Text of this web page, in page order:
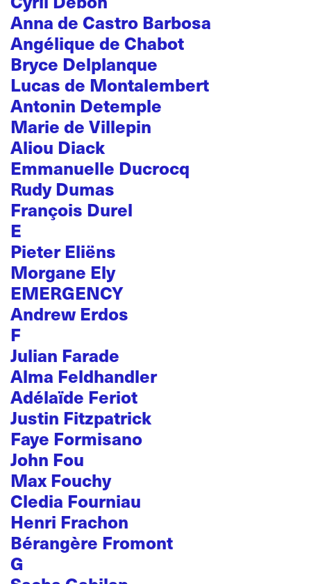
Anna de Castro Barbosa
Angélique de Chabot
Bryce Delplanque
Lucas de Montalembert
Antonin Detemple
Marie de Villepin
Aliou Diack
Emmanuelle Ducrocq
Rudy Dumas
François Durel
E
Pieter Eliëns
Morgane Ely
EMERGENCY
Andrew Erdos
F
Julian Farade
Alma Feldhandler
Adélaïde Feriot
Justin Fitzpatrick
Faye Formisano
John Fou
Max Fouchy
Cledia Fourniau
Henri Frachon
Bérangère Fromont
G